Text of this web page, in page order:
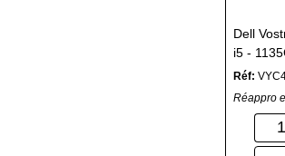
Dell
i5 -
Réf:
Réappro